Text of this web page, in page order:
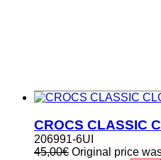
CROCS CLASSIC
206991-6UI
45,00€ Original price